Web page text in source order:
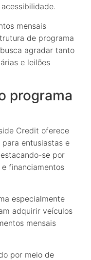
mensais
de programa
agradar tanto
e leilões
programa
Credit oferece
para entusiastas e
se por
e financiamentos
especialmente
adquirir veículos
mensais
por meio de